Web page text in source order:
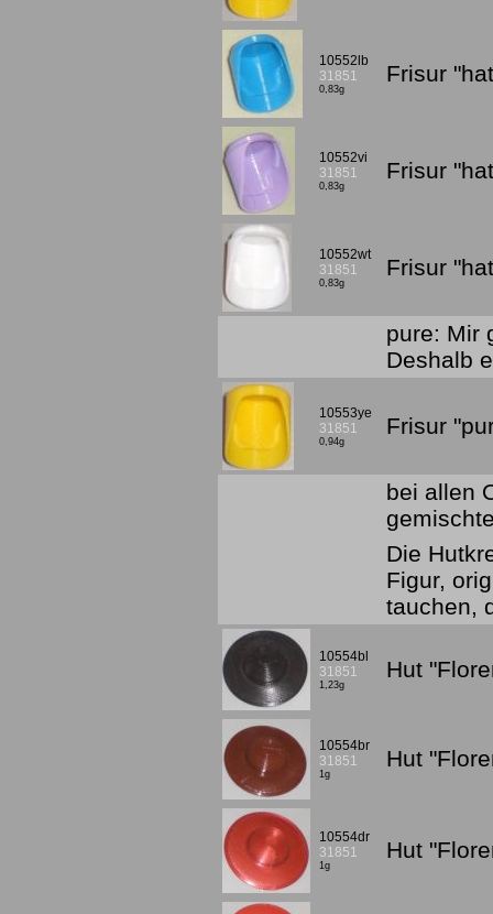
10552lb
31851
0,83g
Frisur
10552vi
31851
0,83g
Frisur
10552wt
31851
0,83g
Frisur
pure: Mir
Deshalb
10553ye
31851
0,94g
Frisur
bei allen
Die
Figur,
tauchen,
10554bl
31851
1,23g
Hut
10554br
31851
1g
Hut
10554dr
31851
1g
Hut